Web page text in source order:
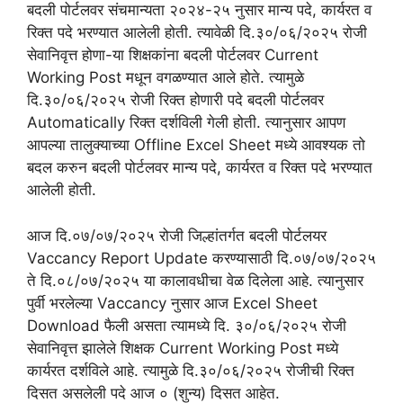
बदली पोर्टलवर संचमान्यता २०२४-२५ नुसार मान्य पदे, कार्यरत व
रिक्त पदे भरण्यात आलेली होती. त्यावेळी दि.३०/०६/२०२५ रोजी
सेवानिवृत्त होणा-या शिक्षकांना बदली पोर्टलवर Current
Working Post मधून वगळण्यात आले होते. त्यामुळे
दि.३०/०६/२०२५ रोजी रिक्त होणारी पदे बदली पोर्टलवर
Automatically रिक्त दर्शविली गेली होती. त्यानुसार आपण
आपल्या तालुक्याच्या Offline Excel Sheet मध्ये आवश्यक तो
बदल करुन बदली पोर्टलवर मान्य पदे, कार्यरत व रिक्त पदे भरण्यात
आलेली होती.
आज दि.०७/०७/२०२५ रोजी जिल्हांतर्गत बदली पोर्टलयर
Vaccancy Report Update करण्यासाठी दि.०७/०७/२०२५
ते दि.०८/०७/२०२५ या कालावधीचा वेळ दिलेला आहे. त्यानुसार
पुर्वी भरलेल्या Vaccancy नुसार आज Excel Sheet
Download फैली असता त्यामध्ये दि. ३०/०६/२०२५ रोजी
सेवानिवृत्त झालेले शिक्षक Current Working Post मध्ये
कार्यरत दर्शविले आहे. त्यामुळे दि.३०/०६/२०२५ रोजीची रिक्त
दिसत असलेली पदे आज ० (शुन्य) दिसत आहेत.